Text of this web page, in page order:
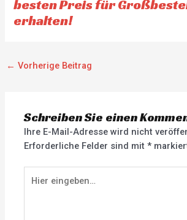
besten Preis für
erhalten!
← Vorherige Beitrag
Schreiben Sie einen
Ihre E-Mail-Adresse wird nicht
Erforderliche Felder sind mit*
eingeben…